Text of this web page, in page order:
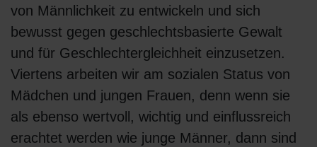
von Männlichkeit zu entwickeln und sich
bewusst gegen geschlechtsbasierte Gewalt
und für Geschlechtergleichheit einzusetzen.
Viertens arbeiten wir am sozialen Status von
Mädchen und jungen Frauen, denn wenn sie
als ebenso wertvoll, wichtig und einflussreich
erachtet werden wie junge Männer, dann sind